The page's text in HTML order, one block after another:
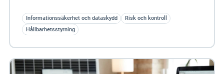
Informationssäkerhet och dataskydd
Risk och kontroll
Hållbarhetsstyrning